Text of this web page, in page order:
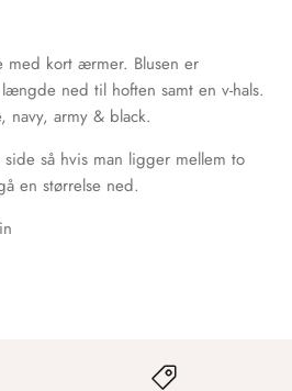
med kort ærmer. Blusen er
ned til hoften samt en v-hals.
navy, army & black.
så hvis man ligger mellem to
en størrelse ned.